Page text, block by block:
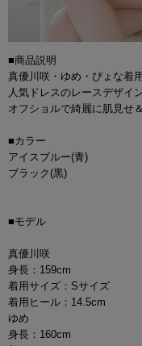
■商品説明
真優川咲・ゆめ・ぴょな着
人気ドレスのレースデザイ
オフショルで綺麗に肌見せ
■カラー
アイスブルー(青)
ブラック(黒)
■モデル
真優川咲
身長：159cm
着用サイズ：Sサイズ
着用ヒール：14.5cm
ゆめ
身長：160cm